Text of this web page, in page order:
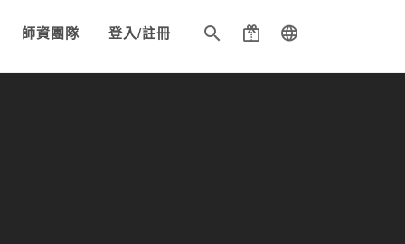
師資團隊 登入/註冊